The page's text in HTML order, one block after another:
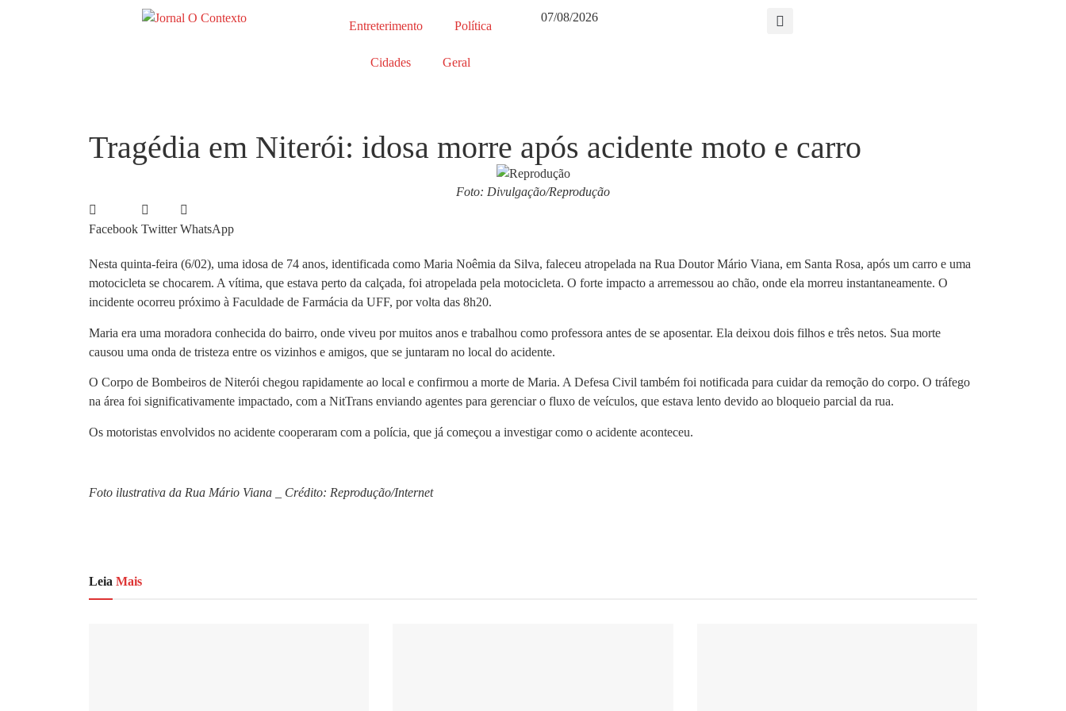
Entreterimento Política
Cidades Geral
07/08/2026
Tragédia em Niterói: idosa morre após acidente moto e carro
Foto: Divulgação/Reprodução
Facebook Twitter WhatsApp
Nesta quinta-feira (6/02), uma idosa de 74 anos, identificada como Maria Noêmia da Silva, faleceu atropelada na Rua Doutor Mário Viana, em Santa Rosa, após um carro e uma
motocicleta se chocarem. A vítima, que estava perto da calçada, foi atropelada pela motocicleta. O forte impacto a arremessou ao chão, onde ela morreu instantaneamente. O
incidente ocorreu próximo à Faculdade de Farmácia da UFF, por volta das 8h20.
Maria era uma moradora conhecida do bairro, onde viveu por muitos anos e trabalhou como professora antes de se aposentar. Ela deixou dois filhos e três netos. Sua morte
causou uma onda de tristeza entre os vizinhos e amigos, que se juntaram no local do acidente.
O Corpo de Bombeiros de Niterói chegou rapidamente ao local e confirmou a morte de Maria. A Defesa Civil também foi notificada para cuidar da remoção do corpo. O tráfego
na área foi significativamente impactado, com a NitTrans enviando agentes para gerenciar o fluxo de veículos, que estava lento devido ao bloqueio parcial da rua.
Os motoristas envolvidos no acidente cooperaram com a polícia, que já começou a investigar como o acidente aconteceu.
Foto ilustrativa da Rua Mário Viana _ Crédito: Reprodução/Internet
Leia Mais